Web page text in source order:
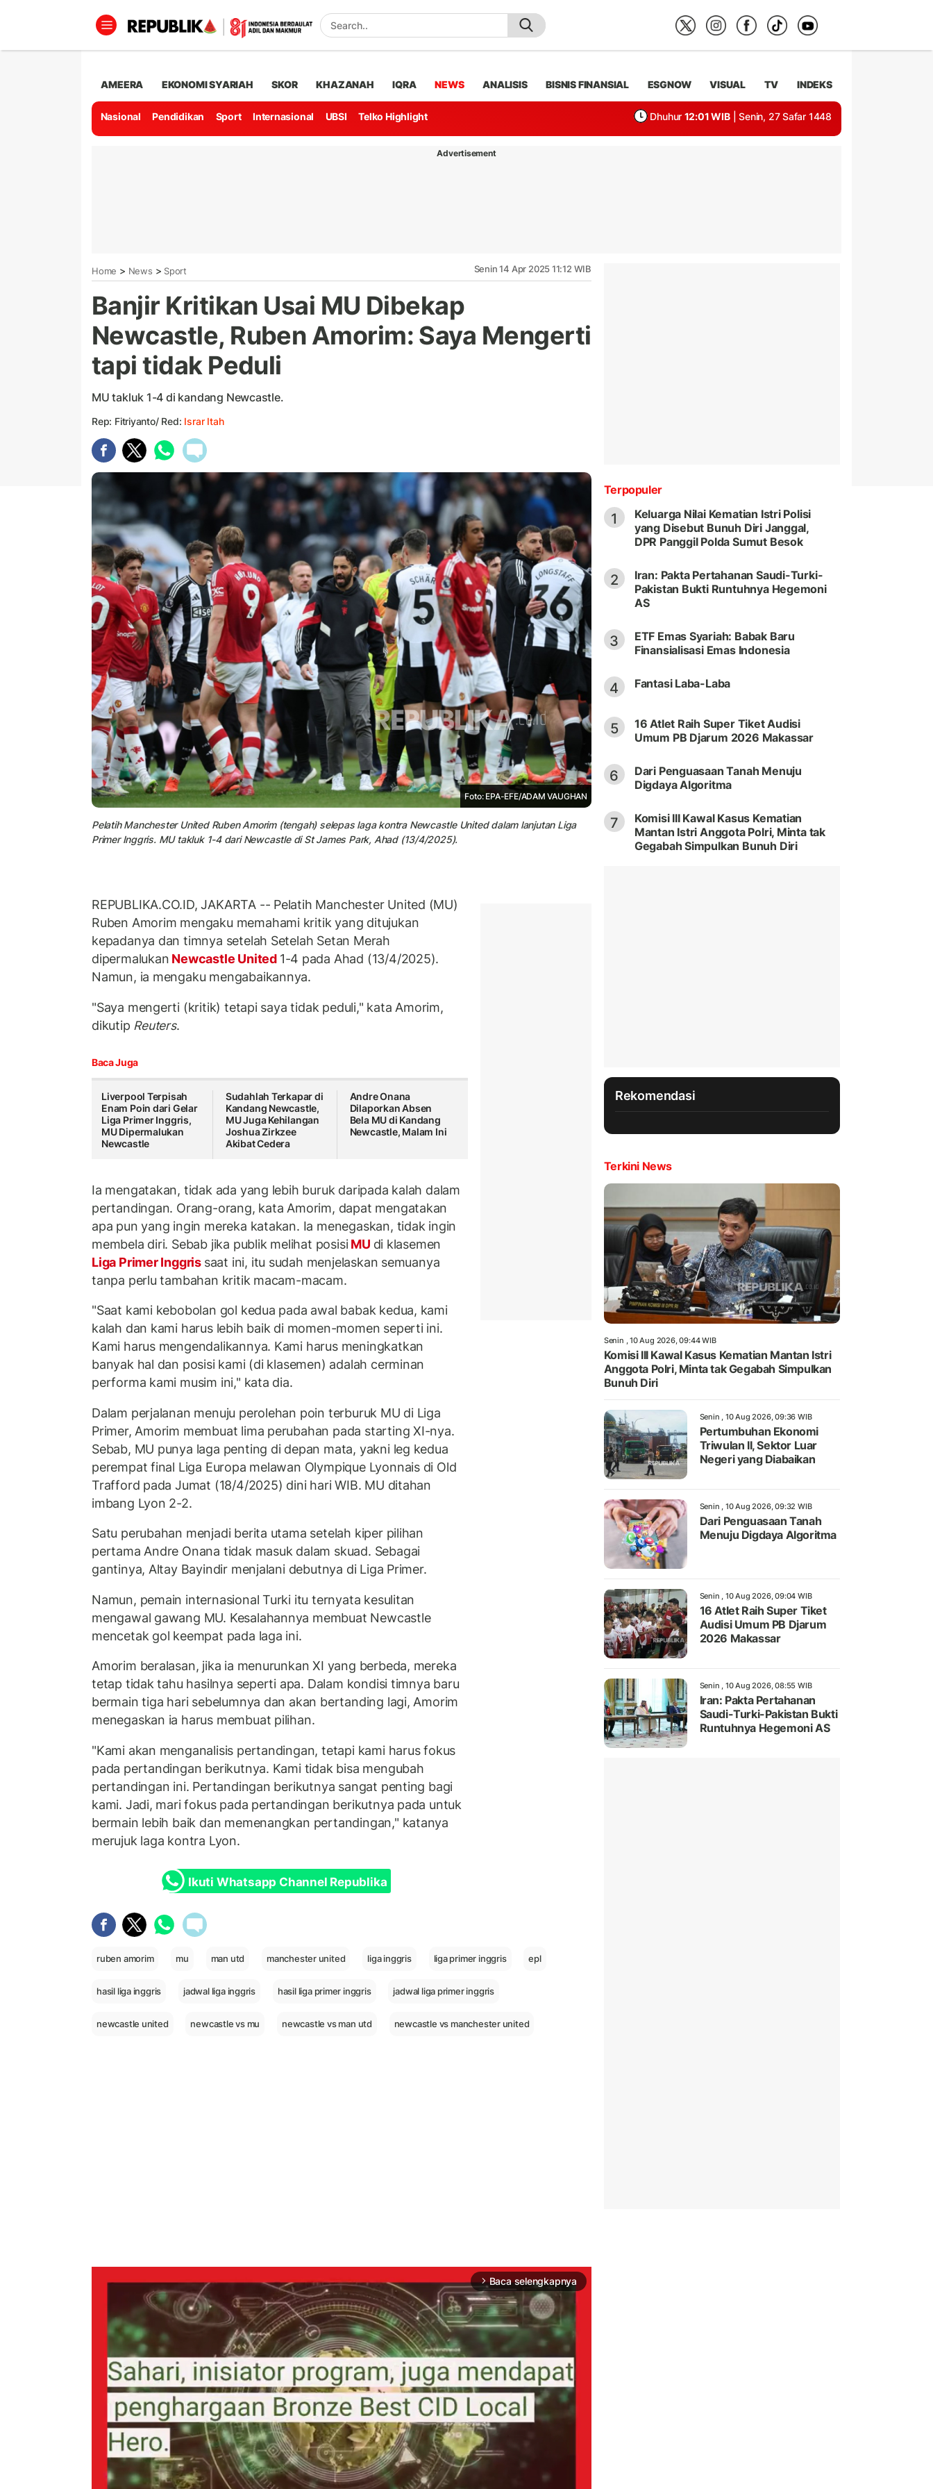
AMEERA EKONOMI SYARIAH SKOR KHAZANAH IQRA NEWS ANALISIS BISNIS FINANSIAL ESGNOW VISUAL TV INDEKS
Nasional Pendidikan Sport Internasional UBSI Telko Highlight Dhuhur 12:01 WIB | Senin, 27 Safar 1448
Advertisement
Home > News > Sport Senin 14 Apr 2025 11:12 WIB
Banjir Kritikan Usai MU Dibekap
Newcastle, Ruben Amorim: Saya Mengerti
tapi tidak Peduli
MU takluk 1-4 di kandang Newcastle.
Rep: Fitriyanto/ Red: Israr Itah
Foto: EPA-EFE/ADAM VAUGHAN
Pelatih Manchester United Ruben Amorim (tengah) selepas laga kontra Newcastle United dalam lanjutan Liga
Primer Inggris. MU takluk 1-4 dari Newcastle di St James Park, Ahad (13/4/2025).
REPUBLIKA.CO.ID, JAKARTA -- Pelatih Manchester United (MU)
Ruben Amorim mengaku memahami kritik yang ditujukan
kepadanya dan timnya setelah Setelah Setan Merah
dipermalukan Newcastle United 1-4 pada Ahad (13/4/2025).
Namun, ia mengaku mengabaikannya.
"Saya mengerti (kritik) tetapi saya tidak peduli," kata Amorim,
dikutip Reuters.
Baca Juga
Liverpool Terpisah
Enam Poin dari Gelar
Liga Primer Inggris,
MU Dipermalukan
Newcastle
Sudahlah Terkapar di
Kandang Newcastle,
MU Juga Kehilangan
Joshua Zirkzee
Akibat Cedera
Andre Onana
Dilaporkan Absen
Bela MU di Kandang
Newcastle, Malam Ini
Ia mengatakan, tidak ada yang lebih buruk daripada kalah dalam
pertandingan. Orang-orang, kata Amorim, dapat mengatakan
apa pun yang ingin mereka katakan. Ia menegaskan, tidak ingin
membela diri. Sebab jika publik melihat posisiMU di klasemen
Liga Primer Inggris saat ini, itu sudah menjelaskan semuanya
tanpa perlu tambahan kritik macam-macam.
"Saat kami kebobolan gol kedua pada awal babak kedua, kami
kalah dan kami harus lebih baik di momen-momen seperti ini.
Kami harus mengendalikannya. Kami harus meningkatkan
banyak hal dan posisi kami (di klasemen) adalah cerminan
performa kami musim ini," kata dia.
Dalam perjalanan menuju perolehan poin terburuk MU di Liga
Primer, Amorim membuat lima perubahan pada starting XI-nya.
Sebab, MU punya laga penting di depan mata, yakni leg kedua
perempat final Liga Europa melawan Olympique Lyonnais di Old
Trafford pada Jumat (18/4/2025) dini hari WIB. MU ditahan
imbang Lyon 2-2.
Satu perubahan menjadi berita utama setelah kiper pilihan
pertama Andre Onana tidak masuk dalam skuad. Sebagai
gantinya, Altay Bayindir menjalani debutnya di Liga Primer.
Namun, pemain internasional Turki itu ternyata kesulitan
mengawal gawang MU. Kesalahannya membuat Newcastle
mencetak gol keempat pada laga ini.
Amorim beralasan, jika ia menurunkan XI yang berbeda, mereka
tetap tidak tahu hasilnya seperti apa. Dalam kondisi timnya baru
bermain tiga hari sebelumnya dan akan bertanding lagi, Amorim
menegaskan ia harus membuat pilihan.
"Kami akan menganalisis pertandingan, tetapi kami harus fokus
pada pertandingan berikutnya. Kami tidak bisa mengubah
pertandingan ini. Pertandingan berikutnya sangat penting bagi
kami. Jadi, mari fokus pada pertandingan berikutnya pada untuk
bermain lebih baik dan memenangkan pertandingan," katanya
merujuk laga kontra Lyon.
Ikuti Whatsapp Channel Republika
ruben amorim mu man utd manchester united liga inggris liga primer inggris epl
hasil liga inggris jadwal liga inggris hasil liga primer inggris jadwal liga primer inggris
newcastle united newcastle vs mu newcastle vs man utd newcastle vs manchester united
arrow_forward_ios Baca selengkapnya
Terpopuler
1
Keluarga Nilai Kematian Istri Polisi
yang Disebut Bunuh Diri Janggal,
DPR Panggil Polda Sumut Besok
2
Iran: Pakta Pertahanan Saudi-Turki-
Pakistan Bukti Runtuhnya Hegemoni
AS
3
ETF Emas Syariah: Babak Baru
Finansialisasi Emas Indonesia
4 Fantasi Laba-Laba
5
16 Atlet Raih Super Tiket Audisi
Umum PB Djarum 2026 Makassar
6
Dari Penguasaan Tanah Menuju
Digdaya Algoritma
7
Komisi III Kawal Kasus Kematian
Mantan Istri Anggota Polri, Minta tak
Gegabah Simpulkan Bunuh Diri
Rekomendasi
Terkini News
Senin , 10 Aug 2026, 09:44 WIB
Komisi III Kawal Kasus Kematian Mantan Istri
Anggota Polri, Minta tak Gegabah Simpulkan
Bunuh Diri
Senin , 10 Aug 2026, 09:36 WIB
Pertumbuhan Ekonomi
Triwulan II, Sektor Luar
Negeri yang Diabaikan
Senin , 10 Aug 2026, 09:32 WIB
Dari Penguasaan Tanah
Menuju Digdaya Algoritma
Senin , 10 Aug 2026, 09:04 WIB
16 Atlet Raih Super Tiket
Audisi Umum PB Djarum
2026 Makassar
Senin , 10 Aug 2026, 08:55 WIB
Iran: Pakta Pertahanan
Saudi-Turki-Pakistan Bukti
Runtuhnya Hegemoni AS